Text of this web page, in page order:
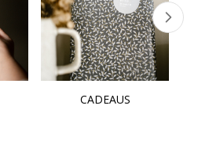
CADEAUS